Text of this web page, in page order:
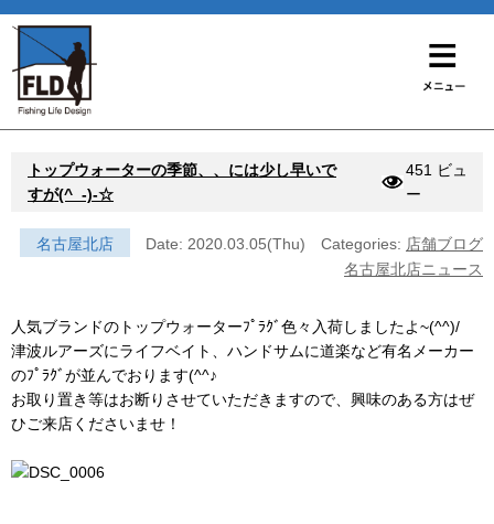
トップウォーターの季節、、には少し早いで
すが(^_-)-☆
451 ビュ
ー
名古屋北店 Date: 2020.03.05(Thu) Categories: 店舗ブログ
名古屋北店ニュース
人気ブランドのトップウォーターﾌﾟﾗｸﾞ色々入荷しましたよ~(^^)/
津波ルアーズにライフベイト、ハンドサムに道楽など有名メーカー
のﾌﾟﾗｸﾞが並んでおります(^^♪
お取り置き等はお断りさせていただきますので、興味のある方はぜ
ひご来店くださいませ！